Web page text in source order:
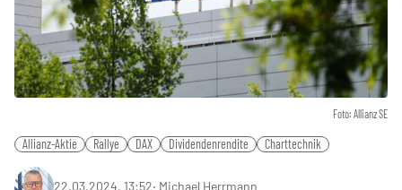
Foto: Allianz SE
Allianz-Aktie Rallye DAX Dividendenrendite Charttechnik
22.03.2024, 13:52‧ Michael Herrmann